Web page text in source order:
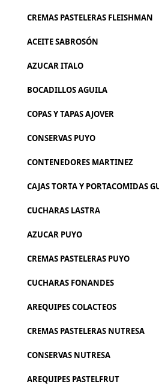
CREMAS PASTELERAS FLEISHMAN
ACEITE SABROSÓN
AZUCAR ITALO
BOCADILLOS AGUILA
COPAS Y TAPAS AJOVER
CONSERVAS PUYO
CONTENEDORES MARTINEZ
CAJAS TORTA Y PORTACOMIDAS
CUCHARAS LASTRA
AZUCAR PUYO
CREMAS PASTELERAS PUYO
CUCHARAS FONANDES
AREQUIPES COLACTEOS
CREMAS PASTELERAS NUTRESA
CONSERVAS NUTRESA
AREQUIPES PASTELFRUT